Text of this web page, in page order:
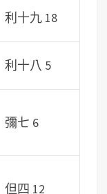
利十九 18
利十八 5
彌七 6
但四 12